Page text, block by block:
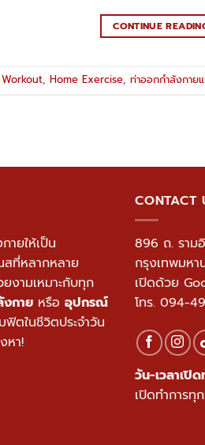
CONTINUE
, Home Exercise, ท่าออกกำลังกาย
ายให้เป็น
ที่หลากหลาย
งามเหมาะกับทุก
งกาย หรือ อุปกรณ์
ฟิตในชีวิตประจำวัน
หา!
CONTACT
896 ถ. ราม
กรุงเทพมห
เปิดด้วย
โทร. 094-
วัน-เวลาเปิด
เปิดทำการ